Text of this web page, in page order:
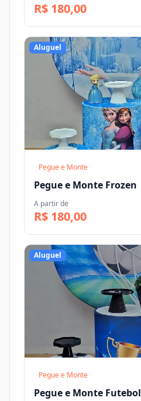
R$ 180,00
Aluguel
Pegue e Monte
Pegue e Monte Frozen
A partir de
R$ 180,00
Aluguel
Pegue e Monte
Pegue e Monte Futebol